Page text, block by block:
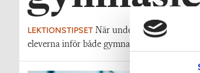
LEKTIONSTIPSET När undervisningen
eleverna inför både gymnasiearbete och APL.